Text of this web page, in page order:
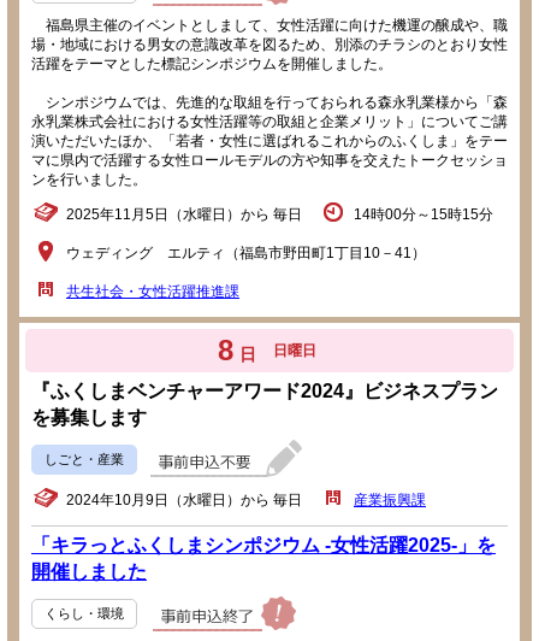
福島県主催のイベントとしまして、女性活躍に向けた機運の醸成や、職
場・地域における男女の意識改革を図るため、別添のチラシのとおり女性
活躍をテーマとした標記シンポジウムを開催しました。
シンポジウムでは、先進的な取組を行っておられる森永乳業様から「森
永乳業株式会社における女性活躍等の取組と企業メリット」についてご講
演いただいたほか、「若者・女性に選ばれるこれからのふくしま」をテー
マに県内で活躍する女性ロールモデルの方や知事を交えたトークセッショ
ンを行いました。
2025年11月5日（水曜日）から 毎日 14時00分～15時15分
ウェディング エルティ（福島市野田町1丁目10－41）
共生社会・女性活躍推進課
8 日 日曜日
『ふくしまベンチャーアワード2024』ビジネスプラン
を募集します
しごと・産業
2024年10月9日（水曜日）から 毎日 産業振興課
「キラっとふくしまシンポジウム -女性活躍2025-」を
開催しました
くらし・環境